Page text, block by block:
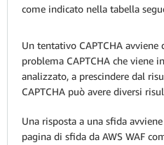
come indicato nella tabella
Un tentativo CAPTCHA
problema CAPTCHA che viene
analizzato, a prescindere dal
CAPTCHA può avere diversi
Una risposta a una sfida
pagina di sfida da AWS WAF